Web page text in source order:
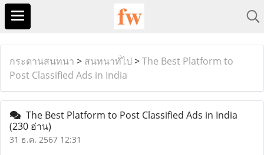
กระดานสนทนา > สนทนาทั่ไป >The Best Platform to
Post Classified Ads in India
The Best Platform to Post Classified Ads in India
(230 อ่าน)
31 ธ.ค. 2567 12:31